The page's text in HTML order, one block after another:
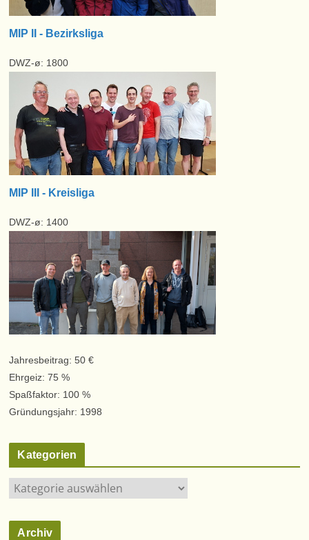
MIP II - Bezirksliga
DWZ-ø: 1800
MIP III - Kreisliga
DWZ-ø: 1400
Jahresbeitrag: 50 €
Ehrgeiz: 75 %
Spaßfaktor: 100 %
Gründungsjahr: 1998
Kategorien
K
t
Archiv